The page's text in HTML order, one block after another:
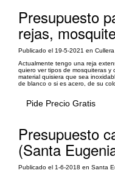
Presupuesto
rejas,
Publicado el 19-5-2021 en Cullera
Actualmente tengo una reja
quiero ver tipos de mosquiteras y
material quisiera que sea
de blanco o si es acero, de su
Pide Precio Gratis
Presupuesto
(Santa
Publicado el 1-6-2018 en Santa